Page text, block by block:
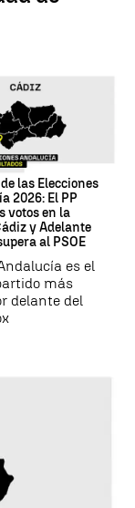
las Elecciones
2026: El PP
votos en la
y Adelante
al PSOE
es el
más
delante del